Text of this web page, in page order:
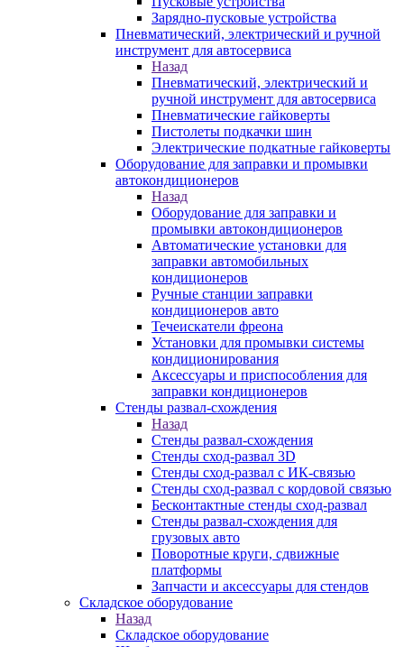
Зарядно-пусковые устройства
Пневматический, электрический и ручной
инструмент для автосервиса
Назад
Пневматический, электрический и
ручной инструмент для автосервиса
Пневматические гайковерты
Пистолеты подкачки шин
Электрические подкатные гайковерты
Оборудование для заправки и промывки
автокондиционеров
Назад
Оборудование для заправки и
промывки автокондиционеров
Автоматические установки для
заправки автомобильных
кондиционеров
Ручные станции заправки
кондиционеров авто
Течеискатели фреона
Установки для промывки системы
кондиционирования
Аксессуары и приспособления для
заправки кондиционеров
Стенды развал-схождения
Назад
Стенды развал-схождения
Стенды сход-развал 3D
Стенды сход-развал с ИК-связью
Стенды сход-развал с кордовой связью
Бесконтактные стенды сход-развал
Стенды развал-схождения для
грузовых авто
Поворотные круги, сдвижные
платформы
Запчасти и аксессуары для стендов
Складское оборудование
Назад
Складское оборудование